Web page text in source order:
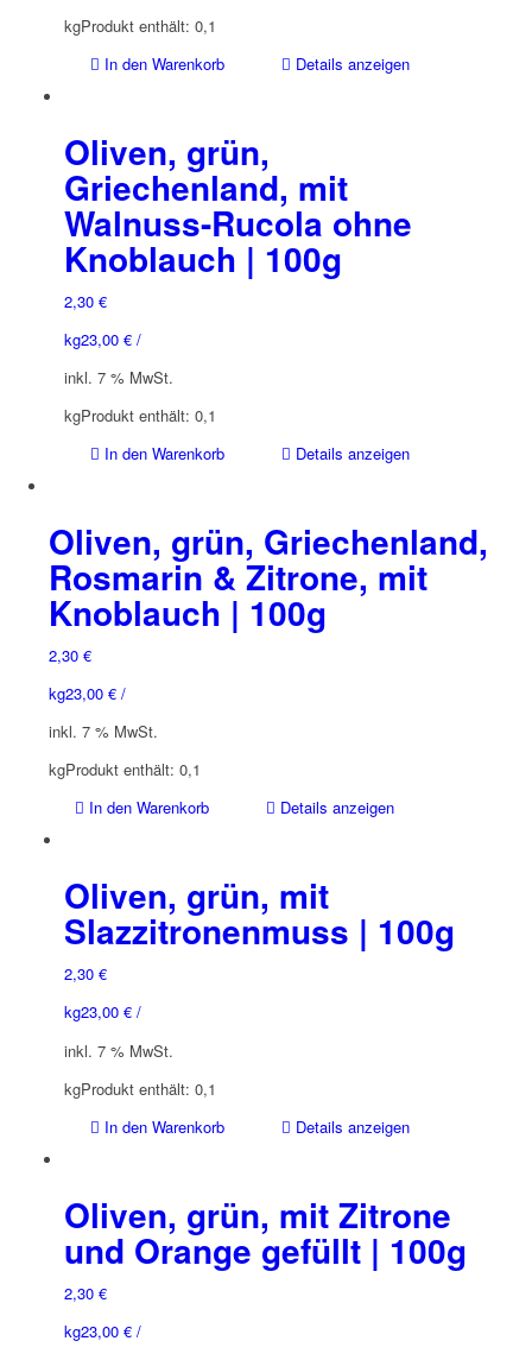
Produkt enthält: 0,1
kg
In den Warenkorb
Details anzeigen
Oliven, grün,
Griechenland, mit
Walnuss-Rucola ohne
Knoblauch | 100g
2,30 €
23,00 €/
kg
inkl. 7 % MwSt.
Produkt enthält: 0,1
kg
In den Warenkorb
Details anzeigen
Oliven, grün, Griechenland,
Rosmarin & Zitrone, mit
Knoblauch | 100g
2,30 €
23,00 €/
kg
inkl. 7 % MwSt.
Produkt enthält: 0,1
kg
In den Warenkorb
Details anzeigen
Oliven, grün, mit
Slazzitronenmuss | 100g
2,30 €
23,00 €/
kg
inkl. 7 % MwSt.
Produkt enthält: 0,1
kg
In den Warenkorb
Details anzeigen
Oliven, grün, mit Zitrone
und Orange gefüllt | 100g
2,30 €
23,00 €/
kg